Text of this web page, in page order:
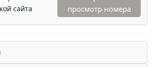
сайта
просмотр номера